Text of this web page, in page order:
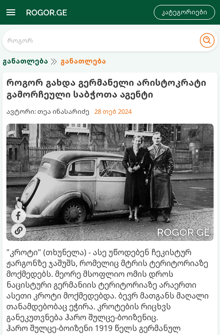
კატეგორიები
განათლება განათლება
როგორ გახდა გერმანელი არისტოკრატი
გამორჩეული საბჭოთა აგენტი
ავტორი: თეა ინასარიძე 28 თებ 2024
"კროტი" (თხუნელა) - ასე უწოდებენ ჩეკისტურ
ჟარგონზე ჯაშუშს, რომელიც მტრის ტერიტორიაზე
მოქმედებს. მეორე მსოფლიო ომის დროს
ნაცისტური გერმანიის ტერიტორიაზე არაერთი
ასეთი კროტი მოქმედებდა. ბევრ მათგანს მაღალი
თანამდებობაც ეჭირა. კროტების რიცხვს
განეკუთვნება ჰარო შულცე-ბოიზენიც.
ჰარო შულცე-ბოიზენი 1919 წელს გერმანულ